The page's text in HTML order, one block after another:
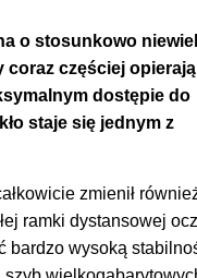
o stosunkowo
coraz częściej
dostępie do
staje się jednym z
zmienił
ramki dystansowej
bardzo wysoką